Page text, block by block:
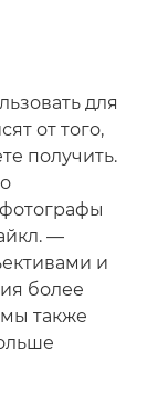
для
от того,
получить.
—
и
более
также